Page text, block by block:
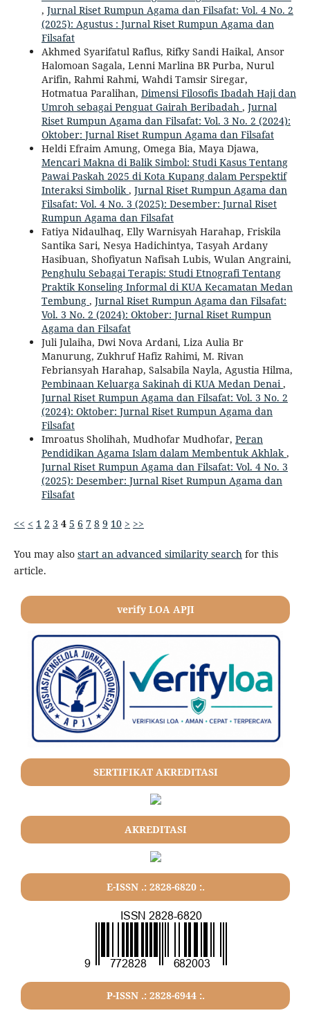
, Jurnal Riset Rumpun Agama dan Filsafat: Vol. 4 No. 2
(2025): Agustus : Jurnal Riset Rumpun Agama dan
Filsafat
Akhmed Syarifatul Raflus, Rifky Sandi Haikal, Ansor
Halomoan Sagala, Lenni Marlina BR Purba, Nurul
Arifin, Rahmi Rahmi, Wahdi Tamsir Siregar,
Hotmatua Paralihan, Dimensi Filosofis Ibadah Haji dan
Umroh sebagai Penguat Gairah Beribadah , Jurnal
Riset Rumpun Agama dan Filsafat: Vol. 3 No. 2 (2024):
Oktober: Jurnal Riset Rumpun Agama dan Filsafat
Heldi Efraim Amung, Omega Bia, Maya Djawa,
Mencari Makna di Balik Simbol: Studi Kasus Tentang
Pawai Paskah 2025 di Kota Kupang dalam Perspektif
Interaksi Simbolik, Jurnal Riset Rumpun Agama dan
Filsafat: Vol. 4 No. 3 (2025): Desember: Jurnal Riset
Rumpun Agama dan Filsafat
Fatiya Nidaulhaq, Elly Warnisyah Harahap, Friskila
Santika Sari, Nesya Hadichintya, Tasyah Ardany
Hasibuan, Shofiyatun Nafisah Lubis, Wulan Angraini,
Penghulu Sebagai Terapis: Studi Etnografi Tentang
Praktik Konseling Informal di KUA Kecamatan Medan
Tembung , Jurnal Riset Rumpun Agama dan Filsafat:
Vol. 3 No. 2 (2024): Oktober: Jurnal Riset Rumpun
Agama dan Filsafat
Juli Julaiha, Dwi Nova Ardani, Liza Aulia Br
Manurung, Zukhruf Hafiz Rahimi, M. Rivan
Febriansyah Harahap, Salsabila Nayla, Agustia Hilma,
Pembinaan Keluarga Sakinah di KUA Medan Denai,
Jurnal Riset Rumpun Agama dan Filsafat: Vol. 3 No. 2
(2024): Oktober: Jurnal Riset Rumpun Agama dan
Filsafat
Imroatus Sholihah, Mudhofar Mudhofar, Peran
Pendidikan Agama Islam dalam Membentuk Akhlak,
Jurnal Riset Rumpun Agama dan Filsafat: Vol. 4 No. 3
(2025): Desember: Jurnal Riset Rumpun Agama dan
Filsafat
<< < 1 2 3 4 5 6 7 8 9 10 > >>
You may also start an advanced similarity searchfor this
article.
verify LOA APJI
SERTIFIKAT AKREDITASI
AKREDITASI
E-ISSN .: 2828-6820 :.
P-ISSN .: 2828-6944 :.